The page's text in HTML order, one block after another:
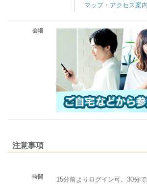
マップ・アクセス案
会場
注意事項
時間 15分前よりログイン可。30分で